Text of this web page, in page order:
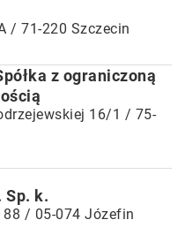
/ 71-220 Szczecin
z ograniczoną
16/1 / 75-
Sp. k.
88 / 05-074 Józefin